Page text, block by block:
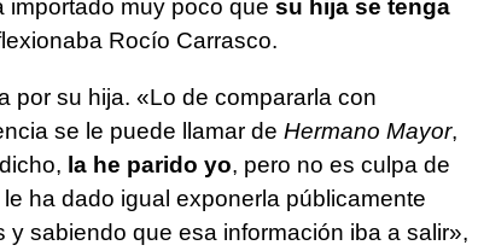
importado muy poco que su hija se tenga
Rocío Carrasco.
por su hija. «Lo de compararla con
se le puede llamar de Hermano Mayor,
la he parido yo, pero no es culpa de
ha dado igual exponerla públicamente
sabiendo que esa información iba a salir»,